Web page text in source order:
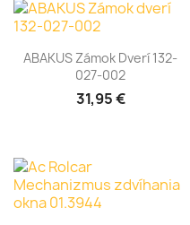
ABAKUS Zámok Dverí 132-
027-002
31,95 €